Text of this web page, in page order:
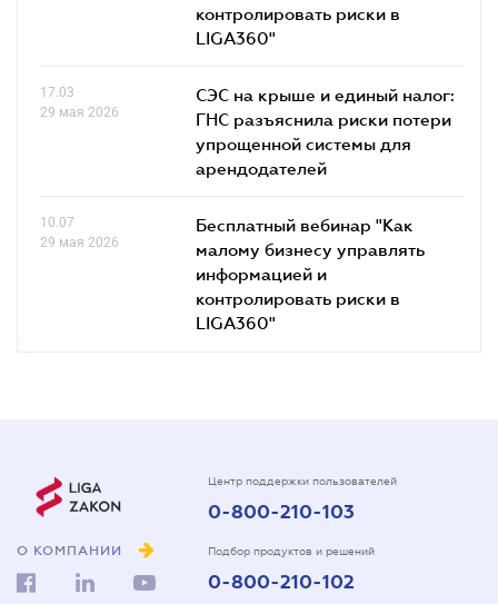
контролировать риски в
LIGA360"
17.03
29 мая 2026
СЭС на крыше и единый налог:
ГНС разъяснила риски потери
упрощенной системы для
арендодателей
10.07
29 мая 2026
Бесплатный вебинар "Как
малому бизнесу управлять
информацией и
контролировать риски в
LIGA360"
О КОМПАНИИ
Центр поддержки пользователей
0-800-210-103
Подбор продуктов и решений
0-800-210-102